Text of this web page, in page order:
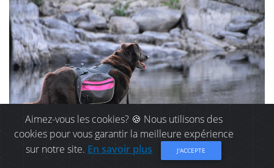
Aimez-vous les cookies? 🍪 Nous utilisons des
cookies pour vous garantir la meilleure expérience
sur notre site. En savoir plus J'ACCEPTE